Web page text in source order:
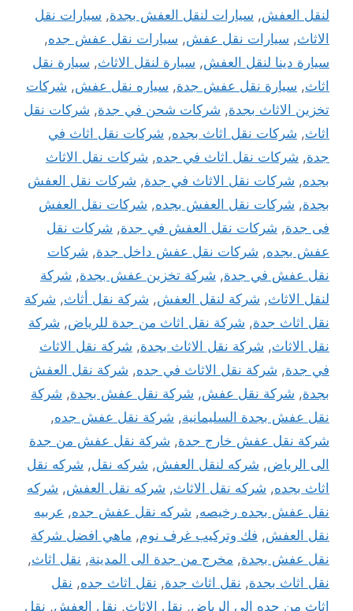
لنقل العفش, سيارات لنقل العفش بجدة, سيارات نقل
الاثاث, سيارات نقل عفش, سيارات نقل عفش جده,
سيارة دينا لنقل العفش, سيارة لنقل الاثاث, سيارة نقل
اثاث, سيارة نقل عفش جدة, سياره نقل عفش, شركات
تخزين الاثاث بجدة, شركات شحن في جدة, شركات نقل
اثاث, شركات نقل اثاث بجده, شركات نقل اثاث في
جدة, شركات نقل اثاث في جده, شركات نقل الاثاث
بجده, شركات نقل الاثاث في جدة, شركات نقل العفش
بجدة, شركات نقل العفش بجده, شركات نقل العفش
فى جدة, شركات نقل العفش في جدة, شركات نقل
عفش بجده, شركات نقل عفش داخل جدة, شركات
نقل عفش في جدة, شركة تخزين عفش بجدة, شركة
لنقل الاثاث, شركة لنقل العفش, شركة نقل أثاث, شركة
نقل اثاث جدة, شركة نقل اثاث من جدة للرياض, شركة
نقل الاثاث, شركة نقل الاثاث بجدة, شركة نقل الاثاث
في جدة, شركة نقل الاثاث في جده, شركة نقل العفش
بجدة, شركة نقل عفش, شركة نقل عفش بجدة, شركة
نقل عفش بجدة السليمانية, شركة نقل عفش جده,
شركة نقل عفش خارج جدة, شركة نقل عفش من جدة
الى الرياض, شركه لنقل العفش, شركه نقل, شركه نقل
اثاث بجده, شركه نقل الاثاث, شركه نقل العفش, شركه
نقل عفش بجده رخيصه, شركه نقل عفش جده, عربيه
نقل العفش, فك وتركيب غرف نوم, ماهي افضل شركة
نقل عفش بجدة, مخرج من جدة الى المدينة, نقل اثاث,
نقل اثاث بجدة, نقل اثاث جدة, نقل اثاث جده, نقل
اثاث من جده الى الرياض, نقل الاثاث, نقل العفش, نقل